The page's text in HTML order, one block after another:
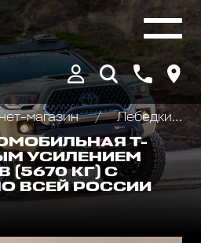
магазин
Лебедки автомобильные, для квадроциклов и эвакуаторов
Т-
УСИЛЕНИЕМ
(5670 КГ) С
ВСЕЙ РОССИИ